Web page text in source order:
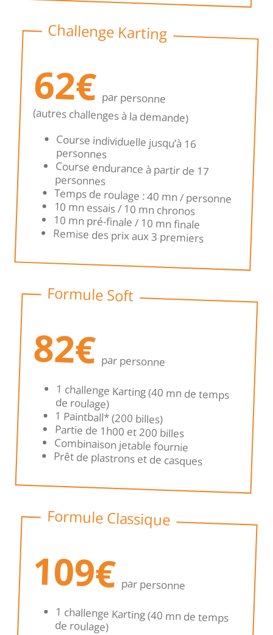
Challenge Karting
62€ par personne
(autres challenges à la demande)
Course individuelle jusqu’à 16
personnes
Course endurance à partir de 17
personnes
Temps de roulage : 40 mn / personne
10 mn essais / 10 mn chronos
10 mn pré-finale / 10 mn finale
Remise des prix aux 3 premiers
Formule Soft
82€ par personne
1 challenge Karting (40 mn de temps
de roulage)
1 Paintball* (200 billes)
Partie de 1h00 et 200 billes
Combinaison jetable fournie
Prêt de plastrons et de casques
Formule Classique
109€ par personne
1 challenge Karting (40 mn de temps
de roulage)